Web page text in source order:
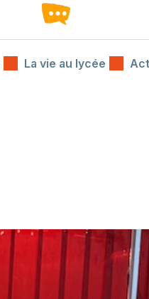
La vie au lycée